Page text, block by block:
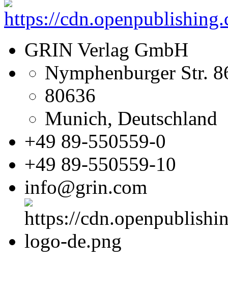
GRIN Verlag GmbH
Nymphenburger Str.
80636
Munich, Deutschland
+49 89-550559-0
+49 89-550559-10
info@grin.com